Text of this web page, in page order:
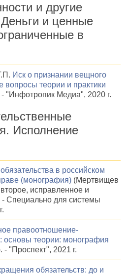
и другие
и ценные
в
Иск о признании вещного
вопросы теории и практики
- "Инфотропик Медиа", 2020 г.
Исполнение
в российском
(монография) (Мертвищев
исправленное и
- Специально для системы
правоотношение-
основы теории: монография
"Проспект", 2021 г.
обязательств: до и